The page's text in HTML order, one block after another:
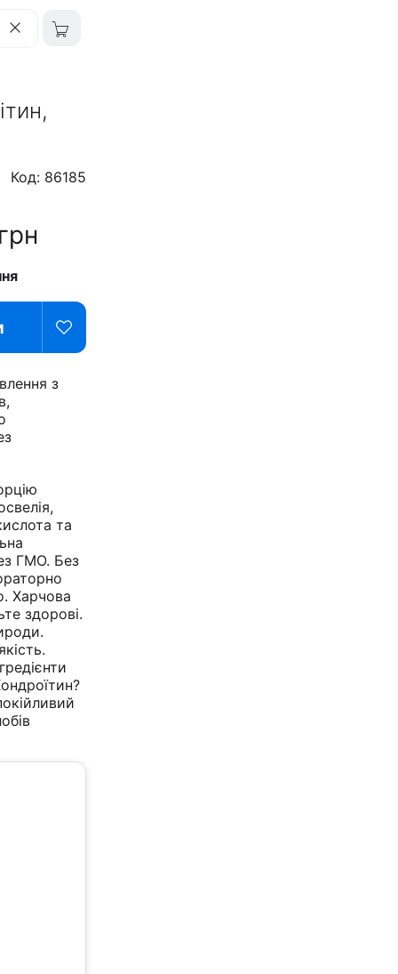
Код: 86185
з
та
ГМО. Без
Харчова
здорові.